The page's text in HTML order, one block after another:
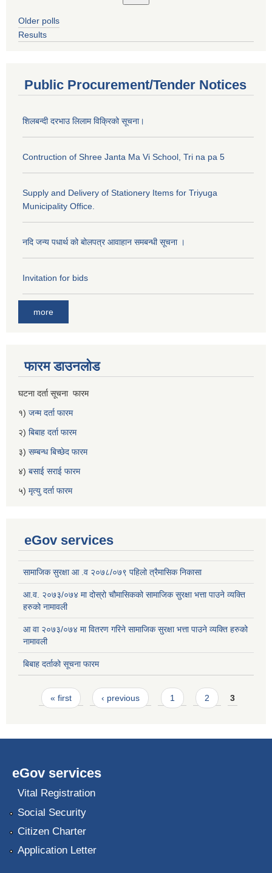
Older polls
Results
Public Procurement/Tender Notices
शिलबन्दी दरभाउ लिलाम विक्रिको सूचना।
Contruction of Shree Janta Ma Vi School, Tri na pa 5
Supply and Delivery of Stationery Items for Triyuga
Municipality Office.
नदि जन्य पधार्थ को बोलपत्र आवाहान समबन्धी सूचना ।
Invitation for bids
more
फारम डाउनलोड
घटना दर्ता सूचना फारम
१) जन्म दर्ता फारम
२) बिबाह दर्ता फारम
३) सम्बन्ध बिच्छेद फारम
४) बसाई सराई फारम
५) मृत्यु दर्ता फारम
eGov services
सामाजिक सुरक्षा आ .व २०७८/०७९ पहिलो त्रैमासिक निकासा
आ.व. २०७३/०७४ मा दोस्रो चौमासिकको सामाजिक सुरक्षा भत्ता पाउने व्यक्ति
हरुको नामावली
आ वा २०७३/०७४ मा वितरण गरिने सामाजिक सुरक्षा भत्ता पाउने व्यक्ति हरुको
नामावली
बिबाह दर्ताको सूचना फारम
Pages
« first ‹ previous 1 2 3
eGov services
Vital Registration
Social Security
Citizen Charter
Application Letter